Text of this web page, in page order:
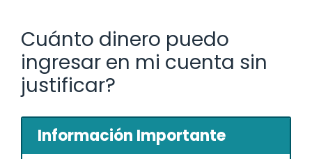
Cuánto dinero puedo
ingresar en mi cuenta sin
justificar?
Información Importante